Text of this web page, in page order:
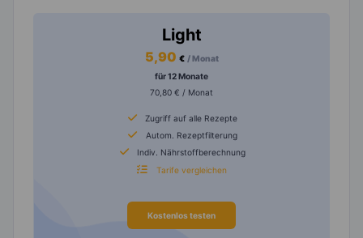
Light
5,90 € / Monat
für 12 Monate
70,80 € / Monat
Zugriff auf alle Rezepte
Autom. Rezeptfilterung
Indiv. Nährstoffberechnung
Tarife vergleichen
Kostenlos testen